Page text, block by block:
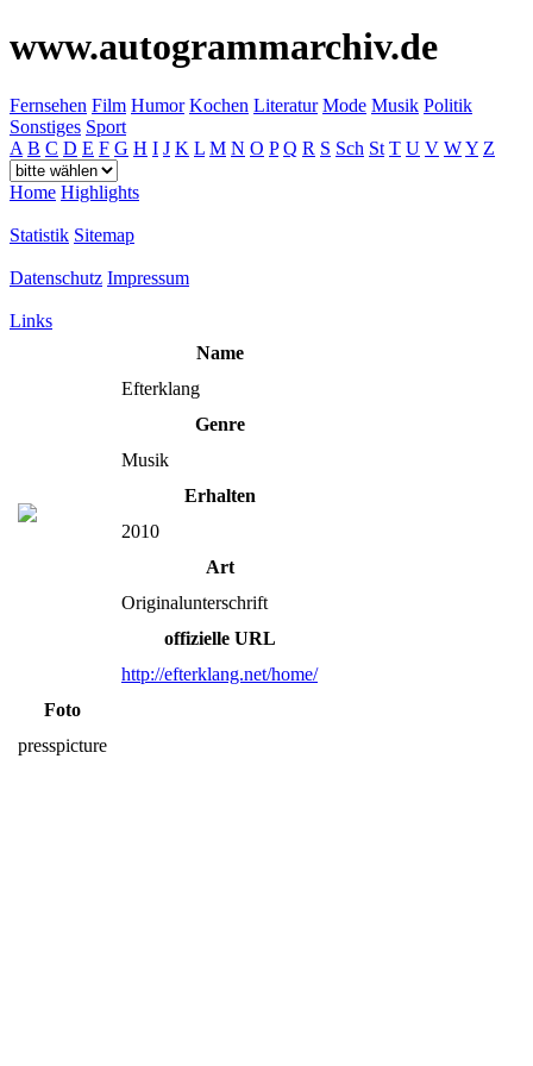
www.autogrammarchiv.de
Fernsehen Film Humor Kochen Literatur Mode Musik Politik
Sonstiges Sport
A B C D E F G H I J K L M N O P Q R S Sch St T U V WY Z
Home Highlights
Statistik Sitemap
Datenschutz Impressum
Links
Name
Efterklang
Genre
Musik
Erhalten
2010
Art
Originalunterschrift
offizielle URL
http://efterklang.net/home/
Foto
presspicture